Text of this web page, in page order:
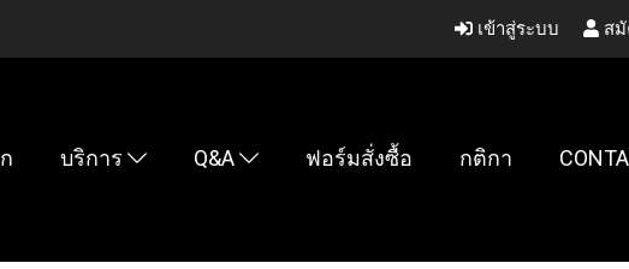
เข้าสู่ระบบ ส
บริการ Q&A ฟอร์มสั่งซื้อ กติกา